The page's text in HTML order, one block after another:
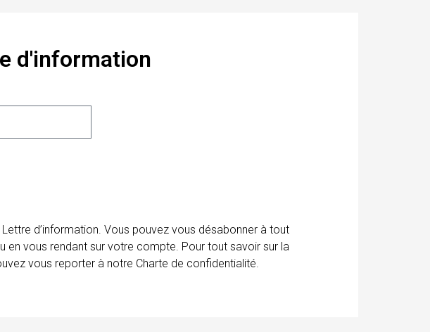
d'information
d’information. Vous pouvez vous désabonner à tout
en vous rendant sur votre compte. Pour tout savoir sur la
vous reporter à notre Charte de confidentialité.